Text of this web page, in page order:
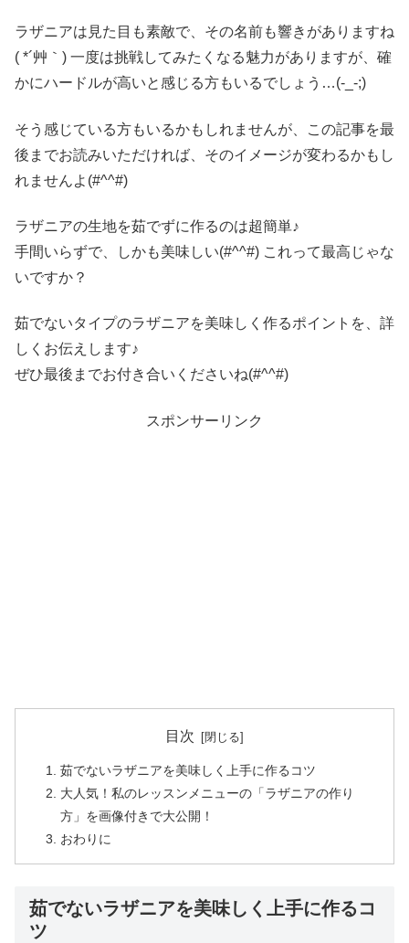
ラザニアは見た目も素敵で、その名前も響きがありますね
( *´艸｀) 一度は挑戦してみたくなる魅力がありますが、確
かにハードルが高いと感じる方もいるでしょう…(-_-;)
そう感じている方もいるかもしれませんが、この記事を最
後までお読みいただければ、そのイメージが変わるかもし
れませんよ(#^^#)
ラザニアの生地を茹でずに作るのは超簡単♪
手間いらずで、しかも美味しい(#^^#) これって最高じゃな
いですか？
茹でないタイプのラザニアを美味しく作るポイントを、詳
しくお伝えします♪
ぜひ最後までお付き合いくださいね(#^^#)
スポンサーリンク
目次
茹でないラザニアを美味しく上手に作るコツ
大人気！私のレッスンメニューの「ラザニアの作り
方」を画像付きで大公開！
おわりに
茹でないラザニアを美味しく上手に作るコ
ツ